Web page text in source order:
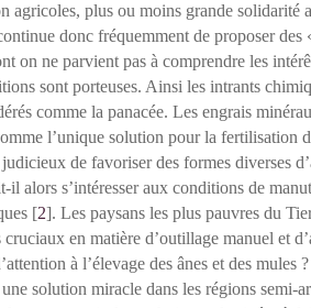
agricoles, plus ou moins grande solidarité
donc fréquemment de proposer des
on ne parvient pas à comprendre les
sont porteuses. Ainsi les intrants
comme la panacée. Les engrais
l’unique solution pour la fertilisation
de favoriser des formes diverses
il alors s’intéresser aux conditions de
[2]. Les paysans les plus pauvres du
cruciaux en matière d’outillage manuel et
à l’élevage des ânes et des mules
solution miracle dans les régions semi-